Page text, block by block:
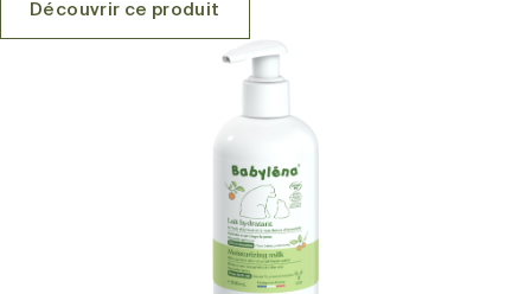
Découvrir ce produit